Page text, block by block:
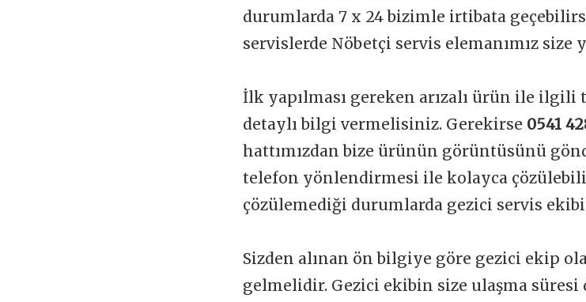
durumlarda 7 x 24 bizimle irtibata
servislerde Nöbetçi servis elemanımız size
İlk yapılması gereken arızalı ürün ile
detaylı bilgi vermelisiniz. Gerekirse 0541
hattımızdan bize ürünün görüntüsünü
telefon yönlendirmesi ile kolayca
çözülemediği durumlarda gezici servis
Sizden alınan ön bilgiye göre gezici ekip
gelmelidir. Gezici ekibin size ulaşma süresi